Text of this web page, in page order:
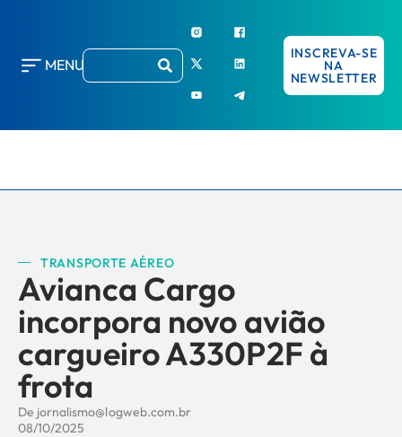
MENU
INSCREVA-SE
NA
NEWSLETTER
TRANSPORTE AÉREO
Avianca Cargo
incorpora novo avião
cargueiro A330P2F à
frota
De jornalismo@logweb.com.br
08/10/2025